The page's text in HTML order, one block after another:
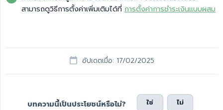
สามารถดูวิธีการตั้งค่าเพิ่มเติมได้ที่ การตั้งค่าการชำระเงินเเบบผสม
อัปเดตเมื่อ: 17/02/2025
บทความนี้เป็นประโยชน์หรือไม่? ใช่ ไม่